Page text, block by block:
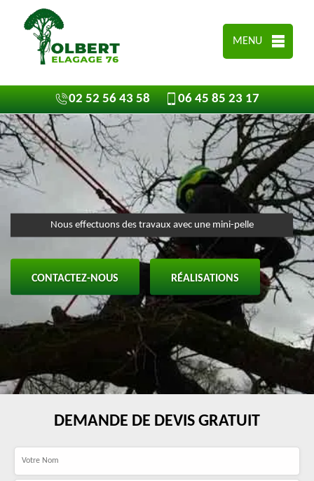
MENU
02 52 56 43 58 06 45 85 23 17
Nous effectuons des travaux avec une mini-pelle
CONTACTEZ-NOUS RÉALISATIONS
DEMANDE DE DEVIS GRATUIT